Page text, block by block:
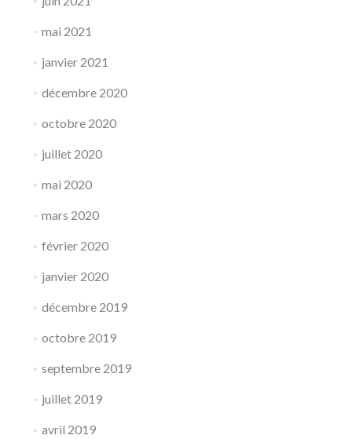
mai 2021
janvier 2021
décembre 2020
octobre 2020
juillet 2020
mai 2020
mars 2020
février 2020
janvier 2020
décembre 2019
octobre 2019
septembre 2019
juillet 2019
avril 2019